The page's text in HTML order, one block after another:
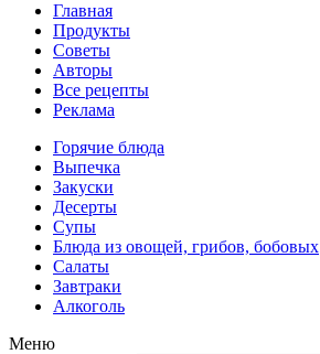
Главная
Продукты
Советы
Авторы
Все рецепты
Реклама
Горячие блюда
Выпечка
Закуски
Десерты
Супы
Блюда из овощей, грибов, бобовых
Салаты
Завтраки
Алкоголь
Меню